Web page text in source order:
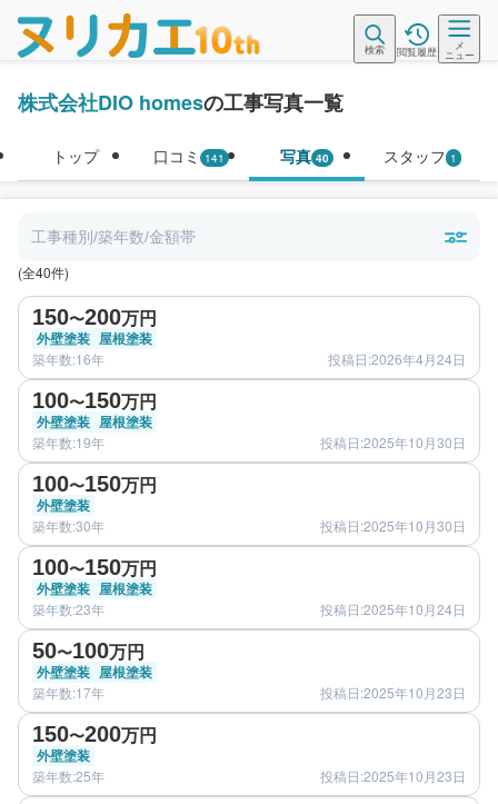
検索 閲覧履歴
メ
ニュー
株式会社DIO homesの工事写真一覧
トップ 口コミ 141 写真 40 スタッフ 1
工事種別/築年数/金額帯
(全40件)
before
150〜200万円
外壁塗装 屋根塗装
築年数:16年 投稿日:2026年4月24日
before
100〜150万円
外壁塗装 屋根塗装
築年数:19年 投稿日:2025年10月30日
before
100〜150万円
外壁塗装
築年数:30年 投稿日:2025年10月30日
before
100〜150万円
外壁塗装 屋根塗装
築年数:23年 投稿日:2025年10月24日
before
50〜100万円
外壁塗装 屋根塗装
築年数:17年 投稿日:2025年10月23日
before
150〜200万円
外壁塗装
築年数:25年 投稿日:2025年10月23日
before